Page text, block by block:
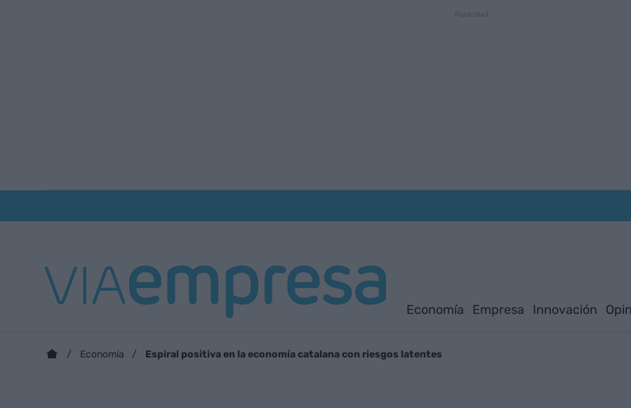
Economía Empresa Innovación
Economía Espiral positiva en la economía catalana con riesgos latentes